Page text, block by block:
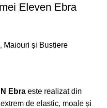
Eleven Ebra
, Maiouri și Bustiere
Ebra este realizat din
de elastic, moale și